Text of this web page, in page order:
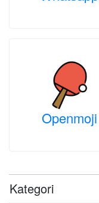
Openmoji
Kategori